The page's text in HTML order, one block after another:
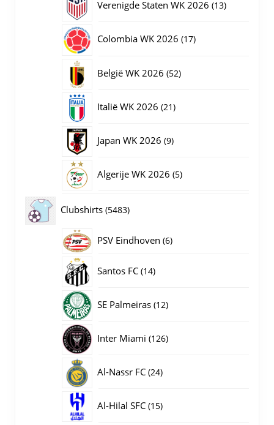
Verenigde Staten WK 2026 1313
Colombia WK 2026 1717
België WK 2026 5252
Italië WK 2026 2121
Japan WK 2026 99
Algerije WK 2026 55
Clubshirts 54835483
producten
PSV Eindhoven 66
Santos FC 1414
SE Palmeiras 1212
Inter Miami 126126
Al-Nassr FC 2424
Al-Hilal SFC 1515